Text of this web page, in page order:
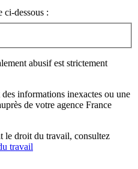
ci-dessous :
abusif est strictement
informations inexactes ou une
de votre agence France
le droit du travail, consultez
travail